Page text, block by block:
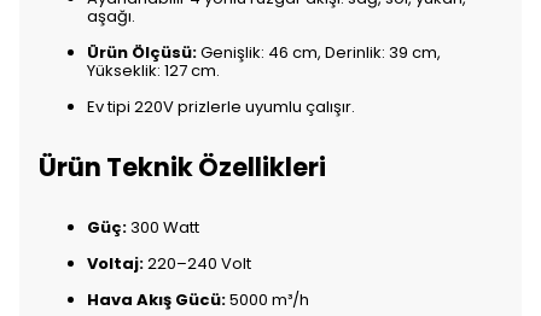
aşağı.
Ürün Ölçüsü:Genişlik: 46 cm, Derinlik: 39 cm,
Yükseklik: 127 cm.
Ev tipi 220V prizlerle uyumlu çalışır.
Ürün Teknik Özellikleri
Güç:300 Watt
Voltaj:220–240 Volt
Hava Akış Gücü:5000 m³/h